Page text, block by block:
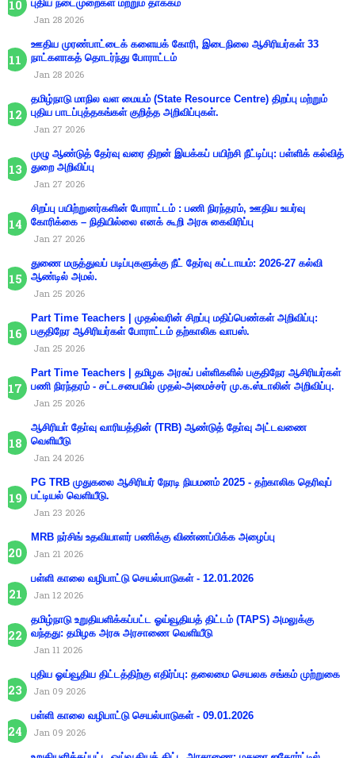
புதிய நடைமுறைகள் மற்றும் தாக்கம்
Jan 28 2026
ஊதிய முரண்பாட்டைக் களையக் கோரி, இடைநிலை ஆசிரியர்கள் 33
நாட்களாகத் தொடர்ந்து போராட்டம்
Jan 28 2026
தமிழ்நாடு மாநில வள மையம் (State Resource Centre) திறப்பு மற்றும்
புதிய பாடப்புத்தகங்கள் குறித்த அறிவிப்புகள்.
Jan 27 2026
முழு ஆண்டுத் தேர்வு வரை திறன் இயக்கப் பயிற்சி நீட்டிப்பு: பள்ளிக் கல்வித்
துறை அறிவிப்பு
Jan 27 2026
சிறப்பு பயிற்றுனர்களின் போராட்டம் : பணி நிரந்தரம், ஊதிய உயர்வு
கோரிக்கை – நிதியில்லை எனக் கூறி அரசு கைவிரிப்பு
Jan 27 2026
துணை மருத்துவப் படிப்புகளுக்கு நீட் தேர்வு கட்டாயம்: 2026-27 கல்வி
ஆண்டில் அமல்.
Jan 25 2026
Part Time Teachers | முதல்வரின் சிறப்பு மதிப்பெண்கள் அறிவிப்பு:
பகுதிநேர ஆசிரியர்கள் போராட்டம் தற்காலிக வாபஸ்.
Jan 25 2026
Part Time Teachers | தமிழக அரசுப் பள்ளிகளில் பகுதிநேர ஆசிரியர்கள்
பணி நிரந்தரம் - சட்டசபையில் முதல்-அமைச்சர் மு.க.ஸ்டாலின் அறிவிப்பு.
Jan 25 2026
ஆசிரியா் தோ்வு வாரியத்தின் (TRB) ஆண்டுத் தோ்வு அட்டவணை
வெளியீடு
Jan 24 2026
PG TRB முதுகலை ஆசிரியர் நேரடி நியமனம் 2025 - தற்காலிக தெரிவுப்
பட்டியல் வெளியீடு.
Jan 23 2026
MRB நர்சிங் உதவியாளர் பணிக்கு விண்ணப்பிக்க அழைப்பு
Jan 21 2026
பள்ளி காலை வழிபாட்டு செயல்பாடுகள் - 12.01.2026
Jan 12 2026
தமிழ்நாடு உறுதியளிக்கப்பட்ட ஓய்வூதியத் திட்டம் (TAPS) அமலுக்கு
வந்தது: தமிழக அரசு அரசாணை வெளியீடு
Jan 11 2026
புதிய ஓய்வூதிய திட்டத்திற்கு எதிர்ப்பு: தலைமை செயலக சங்கம் முற்றுகை
Jan 09 2026
பள்ளி காலை வழிபாட்டு செயல்பாடுகள் - 09.01.2026
Jan 09 2026